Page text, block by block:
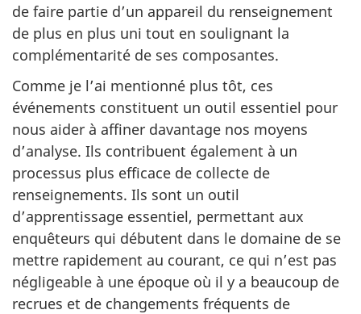
de faire partie d’un appareil du renseignement
de plus en plus uni tout en soulignant la
complémentarité de ses composantes.
Comme je l’ai mentionné plus tôt, ces
événements constituent un outil essentiel pour
nous aider à affiner davantage nos moyens
d’analyse. Ils contribuent également à un
processus plus efficace de collecte de
renseignements. Ils sont un outil
d’apprentissage essentiel, permettant aux
enquêteurs qui débutent dans le domaine de se
mettre rapidement au courant, ce qui n’est pas
négligeable à une époque où il y a beaucoup de
recrues et de changements fréquents de